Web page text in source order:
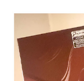
aplico sobre a acne (
produto: ILOSONE
antibiótico de amplo
Streptomyces
com os ácidos. Forma